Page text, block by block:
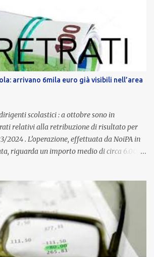
di violenza di genere, in linea con la
e con l’obiettivo di offrire maggiore tutela e
delicate. L’indennità provinciale per i docenti
si tratta di una misura esclusiva della
Bolzano, che integra in maniera stabile lo
alle prerogative garantite
Non è un bonus temporaneo né un
ma una voce strutturale di retribuzione,
in base al cost...
arrivano 6mila euro già visibili nell’area
scolastici : a ottobre sono in
relativi alla retribuzione di risultato per
2024 . L’operazione, effettuata da NoiPA in
riguarda un importo medio di circa 6.000
la retribuzione di risultato La
rappresenta la parte variabile dello
scolastici. Viene corrisposta per valorizzare
svolta, la gestione delle risorse e il
obiettivi fissati dal Ministero dell’Istruzione
l’anno scolastico 2023/2024, il MIM ha